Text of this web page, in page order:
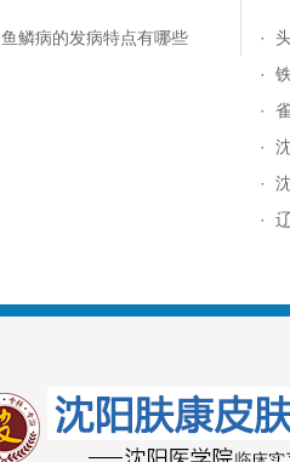
鱼鳞病的发病特点有哪些 ·
·
·
·
·
·